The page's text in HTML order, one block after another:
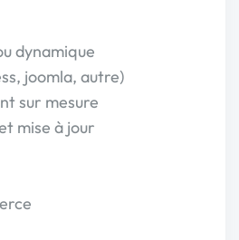
dynamique
joomla, autre)
sur mesure
mise à jour